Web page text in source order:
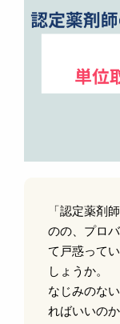
「認定薬剤
のの、プロ
て戸惑って
しょうか。
なじみのな
ればいいの